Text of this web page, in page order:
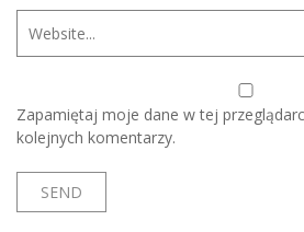
Zapamiętaj moje dane w tej
kolejnych komentarzy.